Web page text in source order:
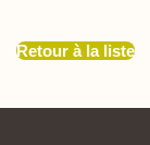
Retour à la liste